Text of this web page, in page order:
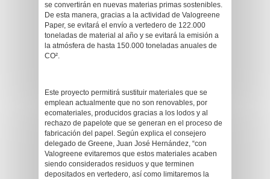
se convertirán en nuevas materias primas sostenibles.
De esta manera, gracias a la actividad de Valogreene
Paper, se evitará el envío a vertedero de 122.000
toneladas de material al año y se evitará la emisión a
la atmósfera de hasta 150.000 toneladas anuales de
CO².
Este proyecto permitirá sustituir materiales que se
emplean actualmente que no son renovables, por
ecomateriales, producidos gracias a los lodos y al
rechazo de papelote que se generan en el proceso de
fabricación del papel. Según explica el consejero
delegado de Greene, Juan José Hernández, “con
Valogreene evitaremos que estos materiales acaben
siendo considerados residuos y que terminen
depositados en vertedero, así como limitaremos la